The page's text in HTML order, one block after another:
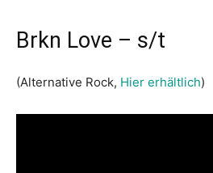
Brkn Love – s/t
(Alternative Rock, Hier erhältlich)